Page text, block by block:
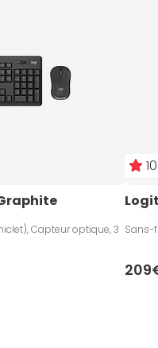
liberté dans votre
Capteur optique, 3 Sans-